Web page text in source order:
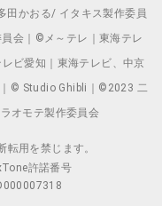
田かおる/ イタキス製作委員
会｜©メ～テレ｜東海テレ
ビ愛知｜東海テレビ、中京
｜© Studio Ghibli｜©2023 二
オモテ製作委員会
用を禁じます。
許諾番号